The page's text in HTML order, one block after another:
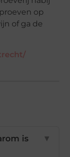
op
of ga de
is
▼